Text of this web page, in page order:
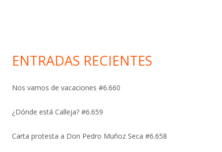
ENTRADAS RECIENTES
Nos vamos de vacaciones #6.660
¿Dónde está Calleja? #6.659
Carta protesta a Don Pedro Muñoz Seca #6.658